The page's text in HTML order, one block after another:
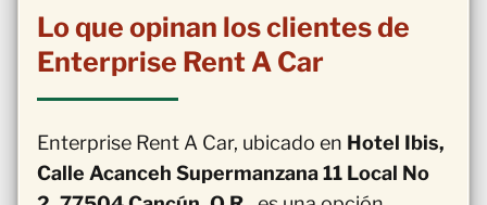
Lo que opinan los clientes de
Enterprise Rent A Car
Enterprise Rent A Car, ubicado en Hotel Ibis,
Calle Acanceh Supermanzana 11 Local No